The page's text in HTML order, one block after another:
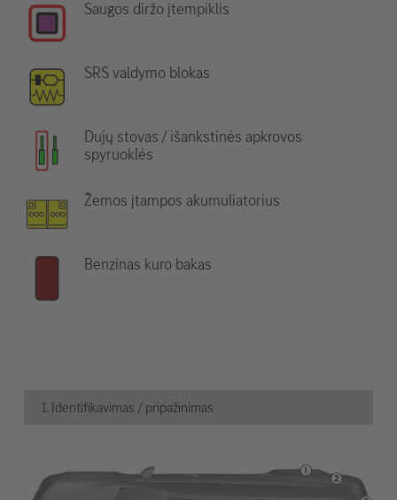
Saugos diržo įtempiklis
SRS valdymo blokas
Dujų stovas / išankstinės apkrovos
spyruoklės
Žemos įtampos akumuliatorius
Benzinas kuro bakas
1. Identifikavimas / pripažinimas